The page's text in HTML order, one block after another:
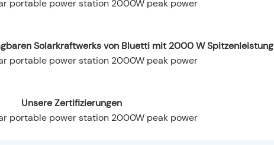
Solarkraftwerks von Bluetti mit 2000 W Spitzenleistung
Unsere Zertifizierungen